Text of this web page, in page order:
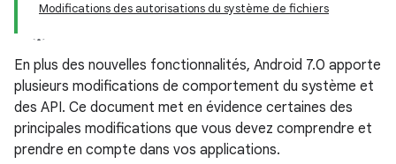
Modifications des autorisations du système de fichiers
En plus des nouvelles fonctionnalités, Android 7.0 apporte
plusieurs modifications de comportement du système et
des API. Ce document met en évidence certaines des
principales modifications que vous devez comprendre et
prendre en compte dans vos applications.